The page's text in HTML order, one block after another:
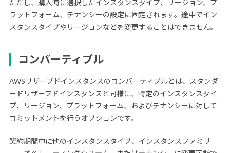
ただし、購入時に選択したインスタンスタイプ、リージョン、プ
ラットフォーム、テナンシーの設定に固定されます。途中でイン
スタンスタイプやリージョンなどを変更することはできません。
コンバーティブル
AWSリザーブドインスタンスのコンバーティブルとは、スタンダ
ードリザーブドインスタンスと同様に、特定のインスタンスタイ
プ、リージョン、プラットフォーム、およびテナンシーに対して
コミットメントを行うオプションです。
契約期間中に他のインスタンスタイプ、インスタンスファミリ